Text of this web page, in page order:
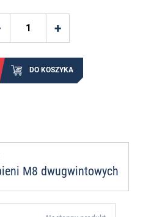
DO KOSZYKA
M8 dwugwintowych